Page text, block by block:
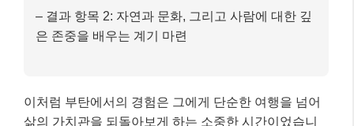
– 결과 항목 2: 자연과 문화, 그리고 사람에 대한 깊
은 존중을 배우는 계기 마련
이처럼 부탄에서의 경험은 그에게 단순한 여행을 넘어
삶의 가치관을 되돌아보게 하는 소중한 시간이었습니